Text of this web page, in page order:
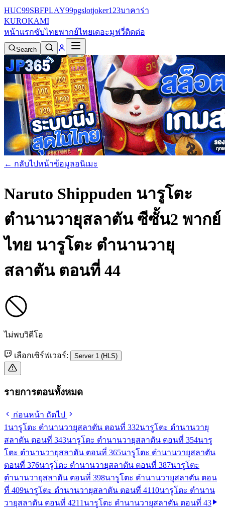
HUC99SBFPLAY99pgslotjoker123บาคาร่า
KUROKAMI
หน้าแรกซับไทยพากย์ไทยเดอะมูฟวี่ติดต่อ
Search
← กลับไปหน้าข้อมูลอนิเมะ
Naruto Shippuden นารูโตะ
ตำนานวายุสลาตัน ซีซั้น2 พากย์
ไทย นารูโตะ ตำนานวายุ
สลาตัน ตอนที่ 44
ไม่พบวิดีโอ
เลือกเซิร์ฟเวอร์: Server 1 (HLS)
รายการตอนทั้งหมด
ก่อนหน้า ถัดไป
1 นารูโตะ ตำนานวายุสลาตัน ตอนที่ 332นารูโตะ ตำนานวายุ
สลาตัน ตอนที่ 343นารูโตะ ตำนานวายุสลาตัน ตอนที่ 354นารู
โตะ ตำนานวายุสลาตัน ตอนที่ 365นารูโตะ ตำนานวายุสลาตัน
ตอนที่ 376นารูโตะ ตำนานวายุสลาตัน ตอนที่ 387นารูโตะ
ตำนานวายุสลาตัน ตอนที่ 398นารูโตะ ตำนานวายุสลาตัน ตอน
ที่ 409นารูโตะ ตำนานวายุสลาตัน ตอนที่ 41 10นารูโตะ ตำนาน
วายุสลาตัน ตอนที่ 4211 นารูโตะ ตำนานวายุสลาตัน ตอนที่ 43